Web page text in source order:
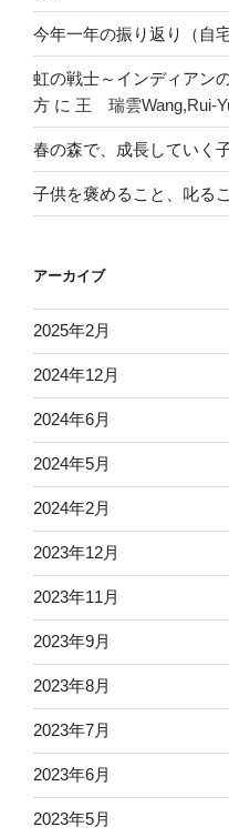
今年一年の振り返り（自
虹の戦士～インディアン
方 に 王 瑞雲Wang,Rui-
春の森で、成長していく
子供を褒めること、叱る
アーカイブ
2025年2月
2024年12月
2024年6月
2024年5月
2024年2月
2023年12月
2023年11月
2023年9月
2023年8月
2023年7月
2023年6月
2023年5月